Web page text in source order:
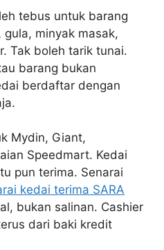
tebus untuk barang
gula, minyak masak,
Tak boleh tarik tunai.
barang bukan
berdaftar dengan
Mydin, Giant,
Speedmart. Kedai
pun terima. Senarai
kedai terima SARA
bukan salinan. Cashier
dari baki kredit